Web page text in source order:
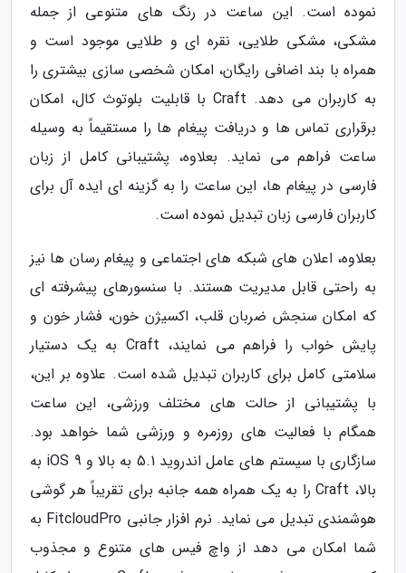
نموده است. این ساعت در رنگ های متنوعی از جمله
مشکی، مشکی طلایی، نقره ای و طلایی موجود است و
همراه با بند اضافی رایگان، امکان شخصی سازی بیشتری را
به کاربران می دهد. Craft با قابلیت بلوتوث کال، امکان
برقراری تماس ها و دریافت پیغام ها را مستقیماً به وسیله
ساعت فراهم می نماید. بعلاوه، پشتیبانی کامل از زبان
فارسی در پیغام ها، این ساعت را به گزینه ای ایده آل برای
کاربران فارسی زبان تبدیل نموده است.
بعلاوه، اعلان های شبکه های اجتماعی و پیغام رسان ها نیز
به راحتی قابل مدیریت هستند. با سنسورهای پیشرفته ای
که امکان سنجش ضربان قلب، اکسیژن خون، فشار خون و
پایش خواب را فراهم می نمایند، Craft به یک دستیار
سلامتی کامل برای کاربران تبدیل شده است. علاوه بر این،
با پشتیبانی از حالت های مختلف ورزشی، این ساعت
همگام با فعالیت های روزمره و ورزشی شما خواهد بود.
سازگاری با سیستم های عامل اندروید 5.1 به بالا و iOS 9 به
بالا، Craft را به یک همراه همه جانبه برای تقریباً هر گوشی
هوشمندی تبدیل می نماید. نرم افزار جانبی FitcloudPro به
شما امکان می دهد از واچ فیس های متنوع و مجذوب